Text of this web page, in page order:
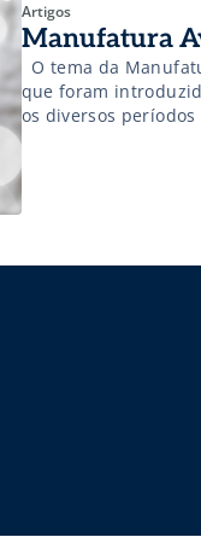
Artigos
Manufatura
O tema da
que foram
os diversos
divulgado
conceitos têm sido